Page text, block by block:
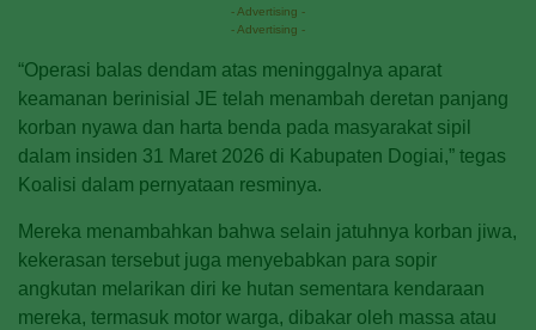
- Advertising -
- Advertising -
“Operasi balas dendam atas meninggalnya aparat
keamanan berinisial JE telah menambah deretan panjang
korban nyawa dan harta benda pada masyarakat sipil
dalam insiden 31 Maret 2026 di Kabupaten Dogiai,” tegas
Koalisi dalam pernyataan resminya.
Mereka menambahkan bahwa selain jatuhnya korban jiwa,
kekerasan tersebut juga menyebabkan para sopir
angkutan melarikan diri ke hutan sementara kendaraan
mereka, termasuk motor warga, dibakar oleh massa atau